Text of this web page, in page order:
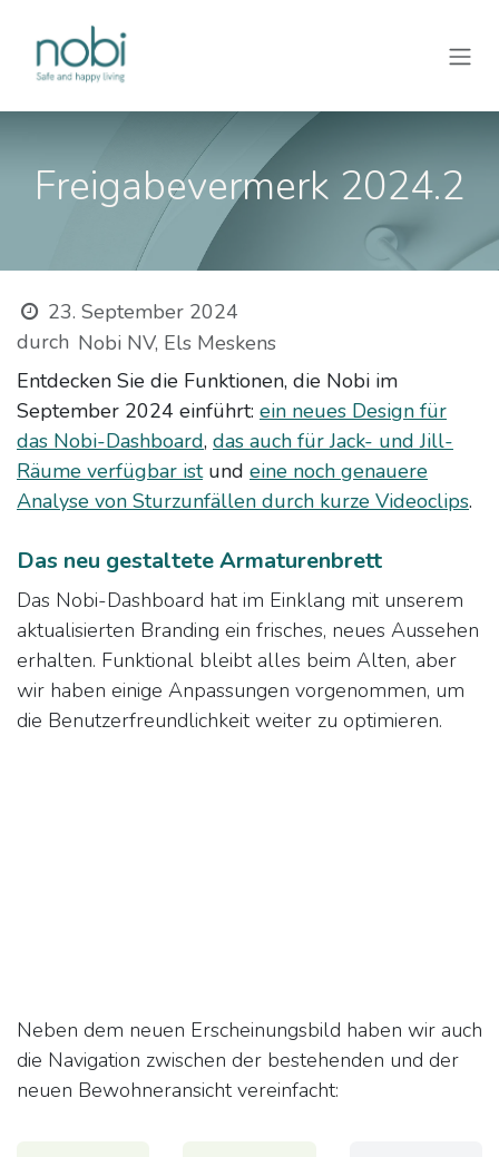
Freigabevermerk 2024.2
23. September 2024
durch Nobi NV, Els Meskens
Entdecken Sie die Funktionen, die Nobi im
September 2024 einführt: ein neues Design für
das Nobi-Dashboard, das auch für Jack- und Jill-
Räume verfügbar istund eine noch genauere
Analyse von Sturzunfällen durch kurze Videoclips.
Das neu gestaltete Armaturenbrett
Das Nobi-Dashboard hat im Einklang mit unserem
aktualisierten Branding ein frisches, neues Aussehen
erhalten. Funktional bleibt alles beim Alten, aber
wir haben einige Anpassungen vorgenommen, um
die Benutzerfreundlichkeit weiter zu optimieren.
Neben dem neuen Erscheinungsbild haben wir auch
die Navigation zwischen der bestehenden und der
neuen Bewohneransicht vereinfacht: